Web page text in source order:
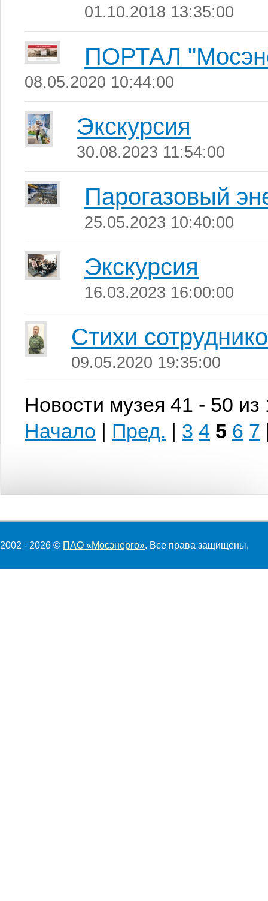
01.10.2018 13:35:00
ПОРТАЛ
08.05.2020 10:44:00
Экскурсия
30.08.2023 11:54:00
Парогазовый
25.05.2023 10:40:00
Экскурсия
16.03.2023 16:00:00
Стихи
09.05.2020 19:35:00
Новости музея 41 - 50 из
Начало | Пред. | 3 4 5 6 7
2002 - 2026 © ПАО «Мосэнерго». Все права защищены.